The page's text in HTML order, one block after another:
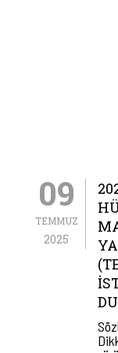
09
TEMMUZ
2025